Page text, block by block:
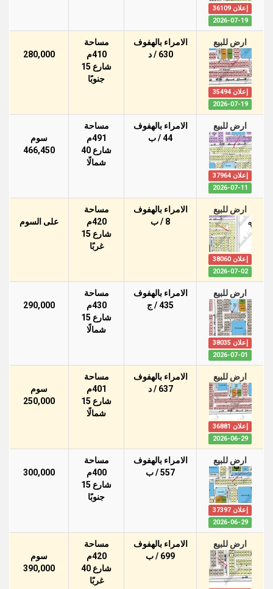
إعلان 36109
2026-07-19
ارض للبيع
إعلان 35494
2026-07-19
الامراء بالهفوف
630 / د
مساحة
410م
شارع 15
جنوبًا
280,000
ارض للبيع
إعلان 37964
2026-07-11
الامراء بالهفوف
44 / ب
مساحة
491م
شارع 40
شمالًا
سوم
466,450
ارض للبيع
إعلان 38060
2026-07-02
الامراء بالهفوف
8 / ب
مساحة
420م
شارع 15
غربًا
على السوم
ارض للبيع
إعلان 38035
2026-07-01
الامراء بالهفوف
435 / ج
مساحة
430م
شارع 15
شمالًا
290,000
ارض للبيع
إعلان 36881
2026-06-29
الامراء بالهفوف
637 / د
مساحة
401م
شارع 15
شمالًا
سوم
250,000
ارض للبيع
إعلان 37397
2026-06-29
الامراء بالهفوف
557 / ب
مساحة
400م
شارع 15
جنوبًا
300,000
ارض للبيع
الامراء بالهفوف
699 / ب
مساحة
420م
شارع 40
غربًا
سوم
390,000